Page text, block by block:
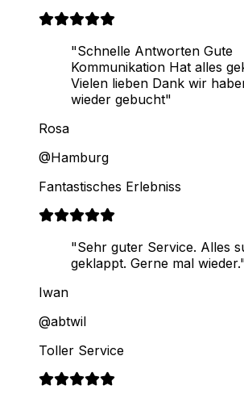
"Schnelle Antworten Gute
Kommunikation Hat alles
Vielen lieben Dank wir
wieder gebucht"
Rosa
@Hamburg
Fantastisches Erlebniss
"Sehr guter Service. Alles
geklappt. Gerne mal
Iwan
@abtwil
Toller Service